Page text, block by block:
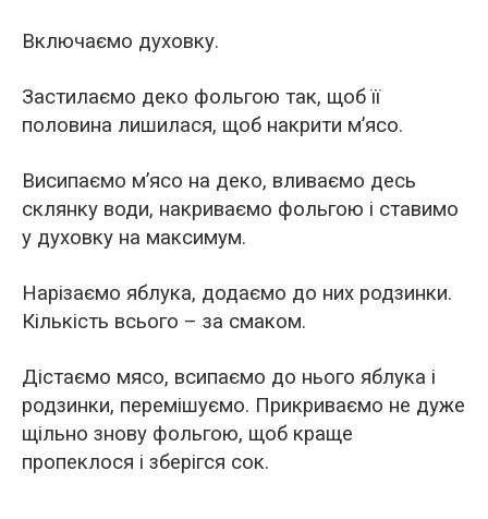
Включаємо духовку.
Застилаємо деко фольгою так, щоб її
половина лишилася, щоб накрити м’ясо.
Висипаємо м’ясо на деко, вливаємо десь
склянку води, накриваємо фольгою і ставимо
у духовку на максимум.
Нарізаємо яблука, додаємо до них родзинки.
Кількість всього – за смаком.
Дістаємо мясо, всипаємо до нього яблука і
родзинки, перемішуємо. Прикриваємо не дуже
щільно знову фольгою, щоб краще
пропеклося і зберігся сок.